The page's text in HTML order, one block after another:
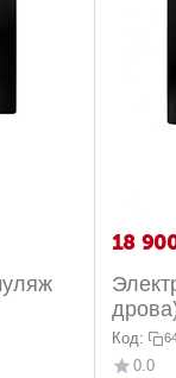
18
Код:
0.0